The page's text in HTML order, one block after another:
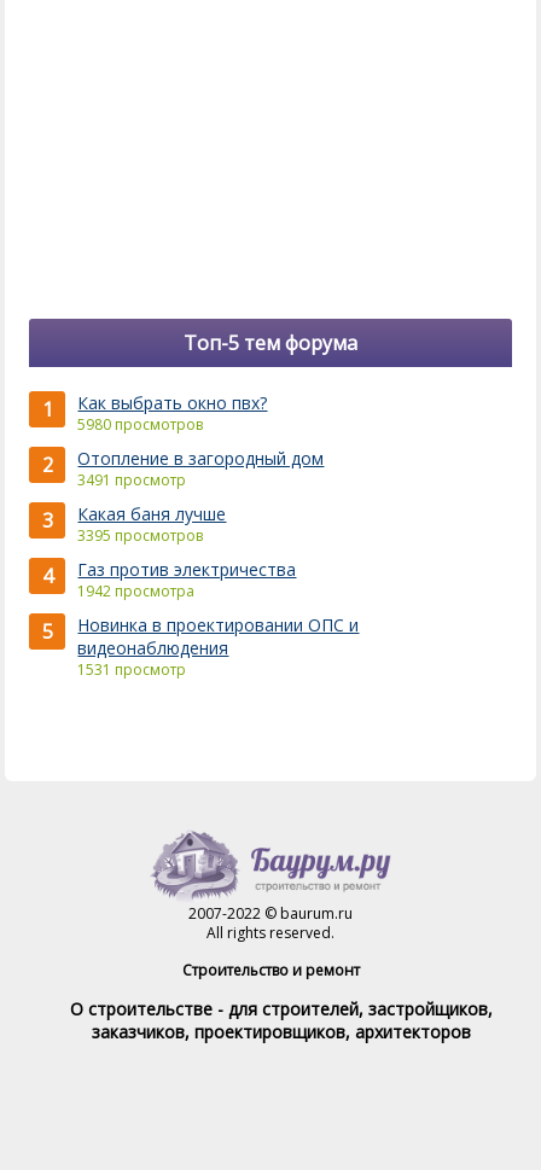
Топ-5 тем форума
1 Как выбрать окно пвх?
5980 просмотров
2 Отопление в загородный дом
3491 просмотр
3 Какая баня лучше
3395 просмотров
4 Газ против электричества
1942 просмотра
5
Новинка в проектировании ОПС и
видеонаблюдения
1531 просмотр
2007-2022 © baurum.ru
All rights reserved.
Строительство и ремонт
О строительстве - для строителей, застройщиков,
заказчиков, проектировщиков, архитекторов